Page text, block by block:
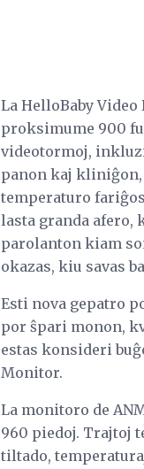
La HelloBaby
proksimume 900
videotormoj,
panon kaj kliniĝon,
temperaturo
lasta granda afero,
parolanton kiam
okazas, kiu savas
Esti nova gepatro
por ŝpari monon,
estas konsideri
Monitor.
La monitoro de
960 piedoj. Trajtoj
tiltado,